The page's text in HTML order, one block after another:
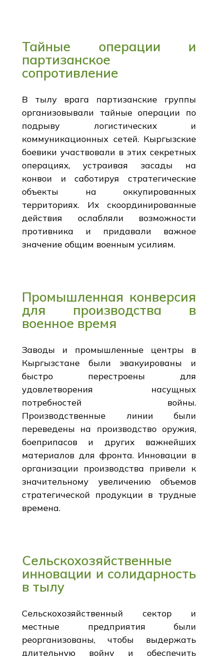
Тайные операции и
партизанское
сопротивление
В тылу врага партизанские группы
организовывали тайные операции по
подрыву логистических и
коммуникационных сетей. Кыргызские
боевики участвовали в этих секретных
операциях, устраивая засады на
конвои и саботируя стратегические
объекты на оккупированных
территориях. Их скоординированные
действия ослабляли возможности
противника и придавали важное
значение общим военным усилиям.
Промышленная конверсия
для производства в
военное время
Заводы и промышленные центры в
Кыргызстане были эвакуированы и
быстро перестроены для
удовлетворения насущных
потребностей войны.
Производственные линии были
переведены на производство оружия,
боеприпасов и других важнейших
материалов для фронта. Инновации в
организации производства привели к
значительному увеличению объемов
стратегической продукции в трудные
времена.
Сельскохозяйственные
инновации и солидарность
в тылу
Сельскохозяйственный сектор и
местные предприятия были
реорганизованы, чтобы выдержать
длительную войну и обеспечить